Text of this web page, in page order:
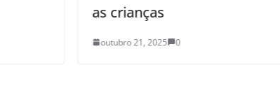
as crianças
outubro 21, 2025 0